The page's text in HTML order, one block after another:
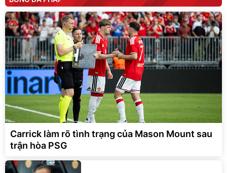
Carrick làm rõ tình trạng của Mason Mount sau
trận hòa PSG